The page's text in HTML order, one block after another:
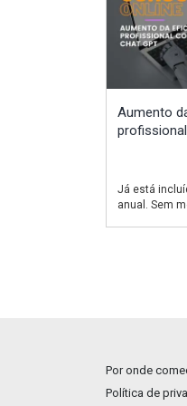
Aumento
Já está
anual. Sem
Por onde
Política de